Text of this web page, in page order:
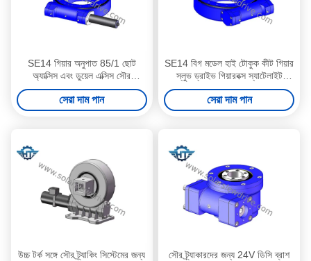
SE14 গিয়ার অনুপাত 85/1 ছোট
অ্যাক্সিস এবং ডুয়েল এক্সিস সৌর
ট্র্যাকারগুলির জন্য ছোট ব্যাকল্যাশ কীট
গিয়ার স্লু ড্রাইভ
সেরা দাম পান
SE14 বিগ মডেল হাই টোকুক কীট গিয়ার
স্লুভ ড্রাইভ গিয়ারবক্স স্যাটেলাইট
অ্যান্টেনা জন্য উচ্চ নির্ভুলতার সাথে
সেরা দাম পান
উচ্চ টর্ক সঙ্গে সৌর ট্র্যাকিং সিস্টেমের জন্য
সৌর ট্র্যাকারদের জন্য 24V ডিসি ব্রাশ